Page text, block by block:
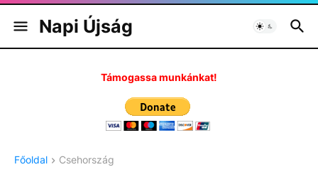
Napi Újság
Támogassa munkánkat!
Főoldal Csehország